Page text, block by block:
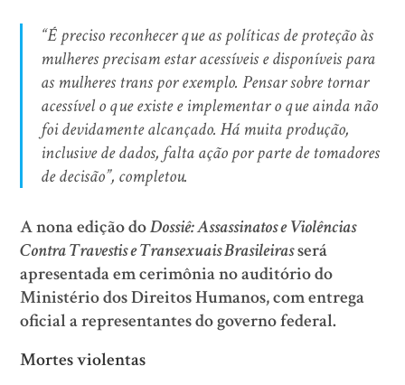
“É preciso reconhecer que as políticas de proteção às
mulheres precisam estar acessíveis e disponíveis para
as mulheres trans por exemplo. Pensar sobre tornar
acessível o que existe e implementar o que ainda não
foi devidamente alcançado. Há muita produção,
inclusive de dados, falta ação por parte de tomadores
de decisão”, completou.
A nona edição doDossiê: Assassinatos e Violências
Contra Travestis e Transexuais Brasileirasserá
apresentada em cerimônia no auditório do
Ministério dos Direitos Humanos, com entrega
oficial a representantes do governo federal.
Mortes violentas